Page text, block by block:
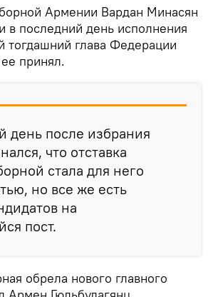
Армении Вардан Минасян
в последний день исполнения
тогдашний глава Федерации
принял.
день после избрания
что отставка
стала для него
но все же есть
на
пост.
обрела нового главного